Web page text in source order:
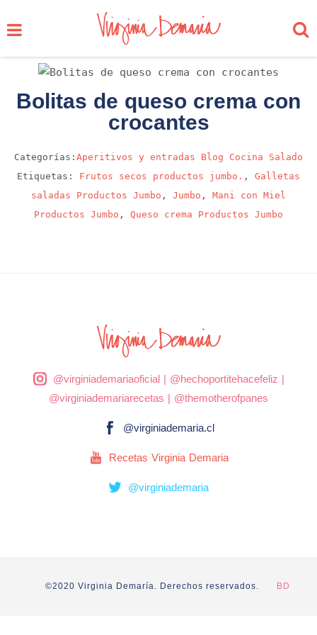
Bolitas de queso crema con
crocantes
Categorías: Aperitivos y entradas Blog Cocina
Salado
Etiquetas: Frutos secos productos jumbo. , Galletas
saladas Productos Jumbo , Jumbo , Mani con Miel
Productos Jumbo , Queso crema Productos Jumbo
@virginiademariaoficial| @hechoportitehacefeliz |
@virginiademariarecetas | @themotherofpanes
@virginiademaria.cl
Recetas Virginia Demaria
@virginiademaria
©2020 Virginia Demaría. Derechos reservados. BD